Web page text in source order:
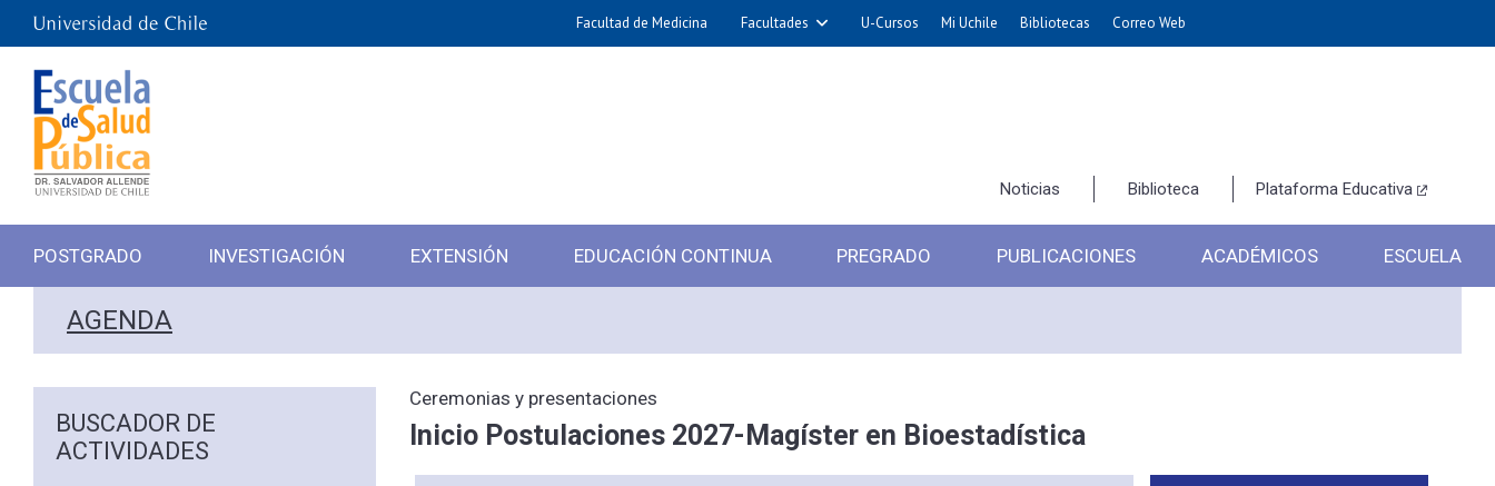
Facultad de Medicina Facultades U-Cursos Mi Uchile Bibliotecas Correo Web
Noticias Biblioteca Plataforma Educativa
POSTGRADO INVESTIGACIÓN EXTENSIÓN EDUCACIÓN CONTINUA PREGRADO PUBLICACIONES ACADÉMICOS ESCUELA
AGENDA
BUSCADOR DE
ACTIVIDADES
Ceremonias y presentaciones
Inicio Postulaciones 2027-Magíster en Bioestadística